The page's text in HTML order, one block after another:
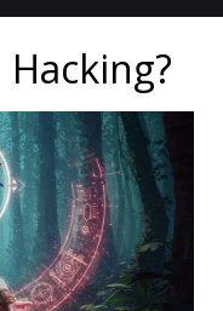
Hacking?